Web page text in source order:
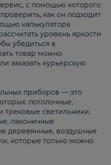
с помощью которого
как он подходит
калькулятора
уровень яркости
убедиться в
товар можно
заказать курьерскую
приборов — это
потолочные,
трековые светильники.
лаконичные
деревянные, воздушные
которые только можно